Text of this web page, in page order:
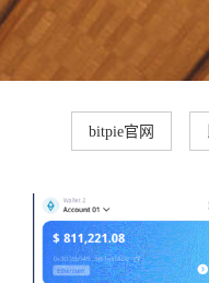
bitpie官网